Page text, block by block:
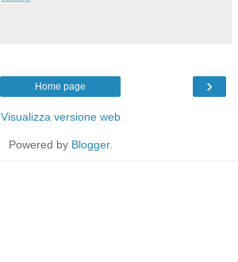
›
Home page
Visualizza versione web
Powered by Blogger.